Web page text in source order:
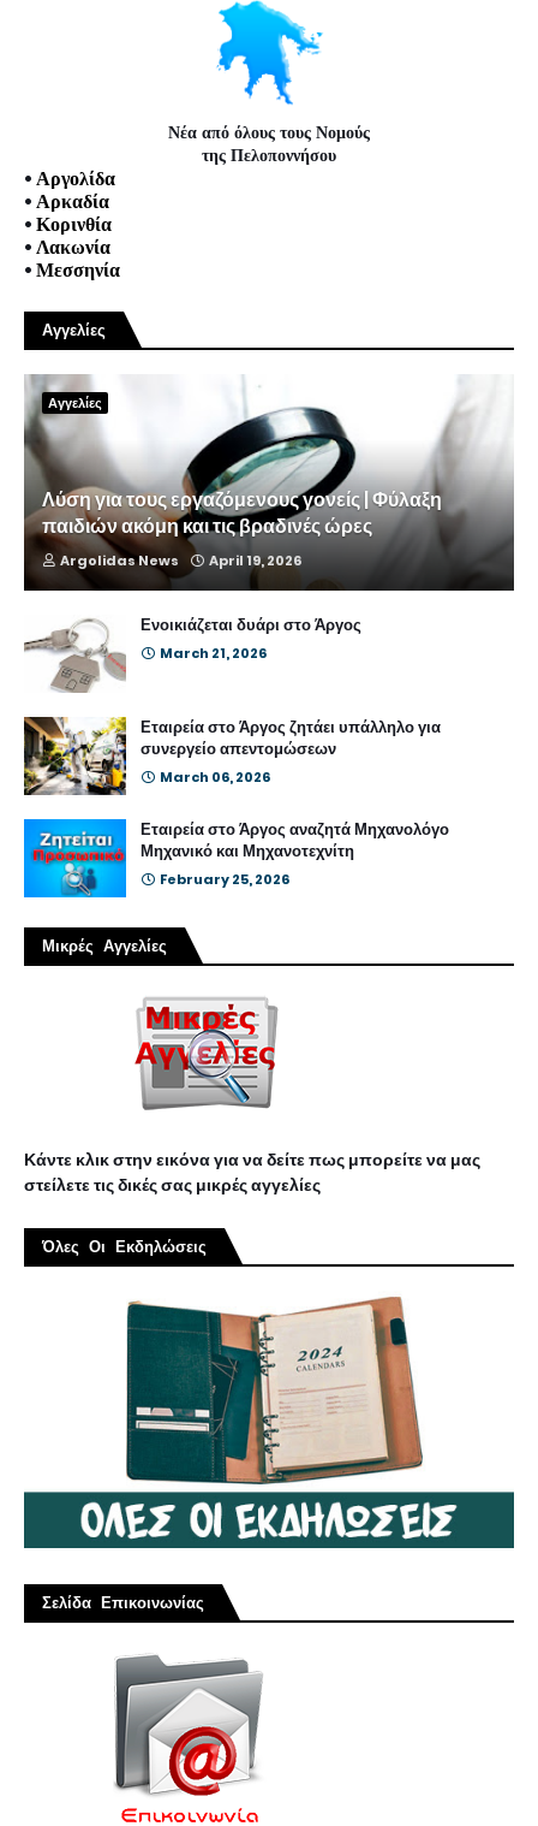
Νέα από όλους τους Νομούς
της Πελοποννήσου
• Αργολίδα
• Αρκαδία
• Κορινθία
• Λακωνία
• Μεσσηνία
Αγγελίες
Αγγελίες
Λύση για τους εργαζόμενους γονείς | Φύλαξη
παιδιών ακόμη και τις βραδινές ώρες
Argolidas News April 19, 2026
Ενοικιάζεται δυάρι στο Άργος
March 21, 2026
Εταιρεία στο Άργος ζητάει υπάλληλο για
συνεργείο απεντομώσεων
March 06, 2026
Εταιρεία στο Άργος αναζητά Μηχανολόγο
Μηχανικό και Μηχανοτεχνίτη
February 25, 2026
Μικρές Αγγελίες
Κάντε κλικ στην εικόνα για να δείτε πως μπορείτε να μας
στείλετε τις δικές σας μικρές αγγελίες
Όλες Οι Εκδηλώσεις
Σελίδα Επικοινωνίας